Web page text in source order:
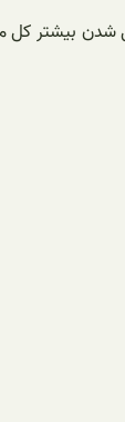
حل شدن